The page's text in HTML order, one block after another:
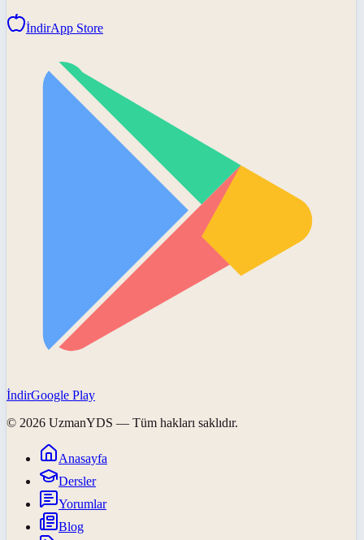
İndirApp Store
İndirGoogle Play
© 2026 UzmanYDS — Tüm hakları saklıdır.
Anasayfa
Dersler
Yorumlar
Blog